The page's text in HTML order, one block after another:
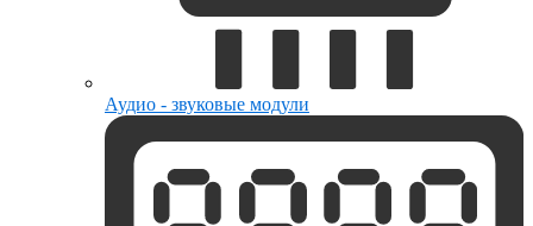
Аудио - звуковые модули